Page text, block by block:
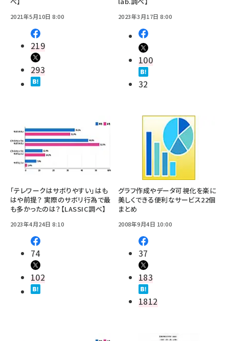
2021年5月10日 8:00
219
293
2023年3月17日 8:00
100
32
「テレワークはサボりやすい」はも
はや前提？ 実際のサボリ行為で最
も多かったのは？【LASSIC調べ】
2023年4月24日 8:10
74
102
グラフ作成やデータ可視化を楽に
美しくできる便利なサービス22個
まとめ
2008年9月4日 10:00
37
183
1812